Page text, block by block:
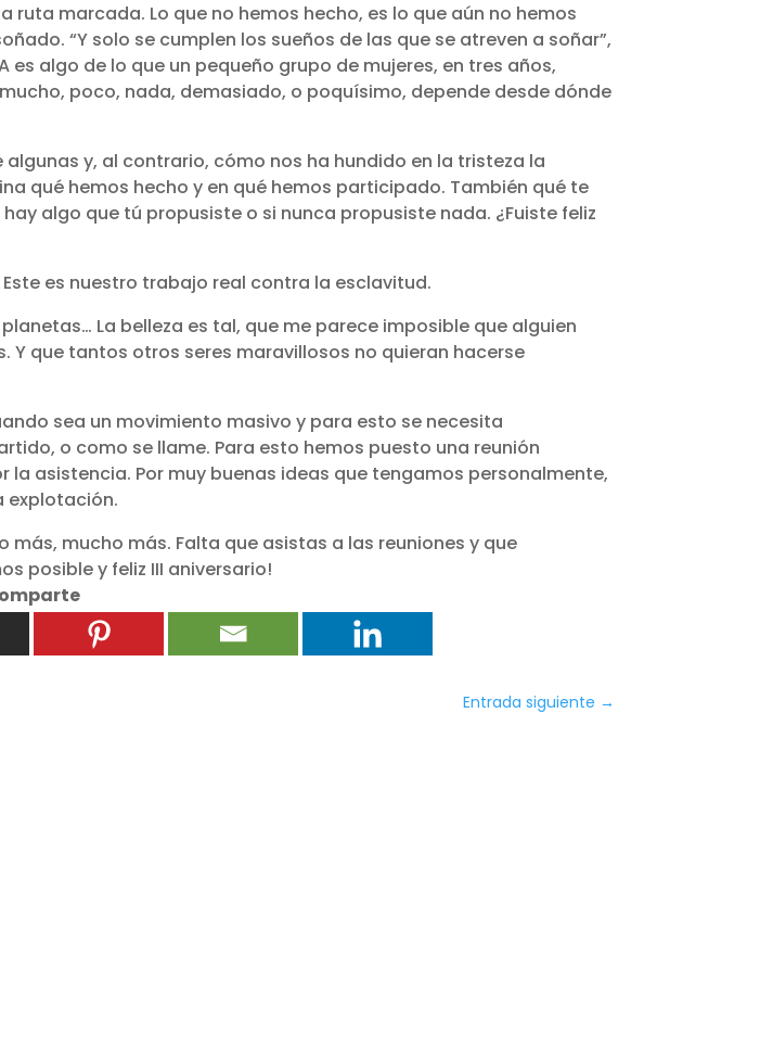
ruta marcada. Lo que no hemos hecho, es lo que aún no hemos
“Y solo se cumplen los sueños de las que se atreven a soñar”,
algo de lo que un pequeño grupo de mujeres, en tres años,
poco, nada, demasiado, o poquísimo, depende desde dónde
y, al contrario, cómo nos ha hundido en la tristeza la
qué hemos hecho y en qué hemos participado. También qué te
algo que tú propusiste o si nunca propusiste nada. ¿Fuiste feliz
es nuestro trabajo real contra la esclavitud.
La belleza es tal, que me parece imposible que alguien
que tantos otros seres maravillosos no quieran hacerse
sea un movimiento masivo y para esto se necesita
o como se llame. Para esto hemos puesto una reunión
asistencia. Por muy buenas ideas que tengamos personalmente,
explotación.
mucho más. Falta que asistas a las reuniones y que
posible y feliz III aniversario!
Entrada siguiente →